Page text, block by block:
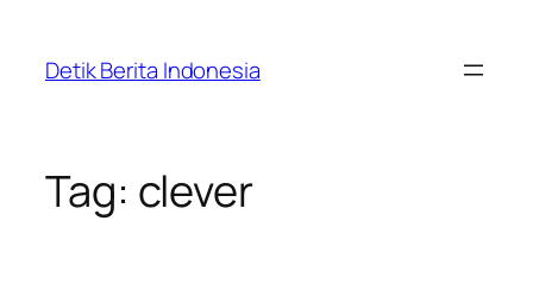
content
Detik Berita Indonesia
Tag: clever